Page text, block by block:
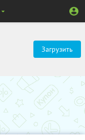
Загрузить